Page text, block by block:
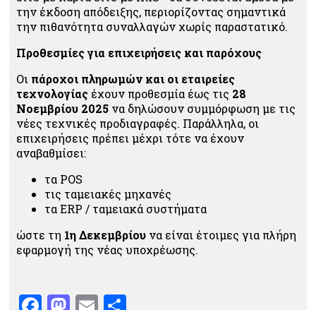
την έκδοση απόδειξης, περιορίζοντας σημαντικά
την πιθανότητα συναλλαγών χωρίς παραστατικό.
Προθεσμίες για επιχειρήσεις και παρόχους
Οι πάροχοι πληρωμών και οι εταιρείες
τεχνολογίας έχουν προθεσμία έως τις 28
Νοεμβρίου 2025 να δηλώσουν συμμόρφωση με τις
νέες τεχνικές προδιαγραφές. Παράλληλα, οι
επιχειρήσεις πρέπει μέχρι τότε να έχουν
αναβαθμίσει:
τα POS
τις ταμειακές μηχανές
τα ERP / ταμειακά συστήματα
ώστε τη 1η Δεκεμβρίου να είναι έτοιμες για πλήρη
εφαρμογή της νέας υποχρέωσης.